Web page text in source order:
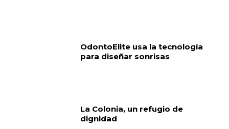
OdontoElite usa la tecnología
para diseñar sonrisas
La Colonia, un refugio de
dignidad